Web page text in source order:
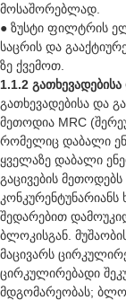
მოსაშორებლად.
● ზუსტი ფილტრის
საცრის და
ზე ქვემოთ.
1.1.2
გათხევადებისა და
მეთოდია MRC
რომელიც დაბალი
ყველაზე დაბალი
გაცივების
შედარებით
ბლოკისგან.
მაცივარს
ცირკულირებადი
მდგომარეობას;